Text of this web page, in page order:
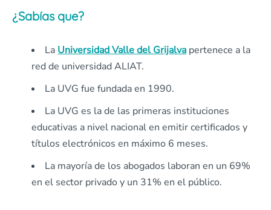
¿Sabías que?
La Universidad Valle del Grijalva pertenece a la
red de universidad ALIAT.
La UVG fue fundada en 1990.
La UVG es la de las primeras instituciones
educativas a nivel nacional en emitir certificados y
títulos electrónicos en máximo 6 meses.
La mayoría de los abogados laboran en un 69%
en el sector privado y un 31% en el público.